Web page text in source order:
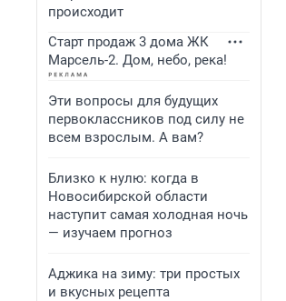
происходит
Старт продаж 3 дома ЖК
Марсель-2. Дом, небо, река!
Эти вопросы для будущих
первоклассников под силу не
всем взрослым. А вам?
Близко к нулю: когда в
Новосибирской области
наступит самая холодная ночь
— изучаем прогноз
Аджика на зиму: три простых
и вкусных рецепта